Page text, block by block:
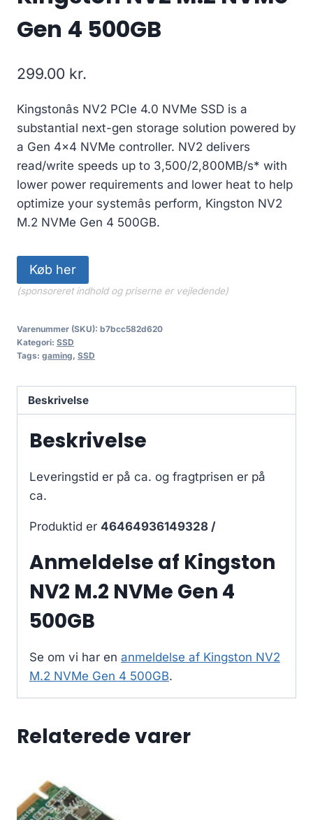
Gen 4 500GB
299.00 kr.
Kingstonâs NV2 PCIe 4.0 NVMe SSD is a
substantial next-gen storage solution powered by
a Gen 4×4 NVMe controller. NV2 delivers
read/write speeds up to 3,500/2,800MB/s* with
lower power requirements and lower heat to help
optimize your systemâs perform, Kingston NV2
M.2 NVMe Gen 4 500GB.
Køb her
(sponsoreret indhold og priserne er vejledende)
Varenummer (SKU): b7bcc582d620
Kategori: SSD
Tags: gaming, SSD
Beskrivelse
Beskrivelse
Leveringstid er på ca. og fragtprisen er på
ca.
Produktid er 46464936149328 /
Anmeldelse af Kingston
NV2 M.2 NVMe Gen 4
500GB
Se om vi har en anmeldelse af Kingston NV2
M.2 NVMe Gen 4 500GB.
Relaterede varer